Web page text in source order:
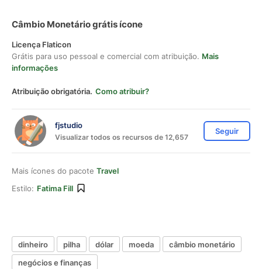
Câmbio Monetário grátis ícone
Licença Flaticon
Grátis para uso pessoal e comercial com atribuição. Mais
informações
Atribuição obrigatória. Como atribuir?
fjstudio
Visualizar todos os recursos de 12,657
Seguir
Mais ícones do pacote Travel
Estilo: Fatima Fill
dinheiro pilha dólar moeda
câmbio monetário
negócios e finanças